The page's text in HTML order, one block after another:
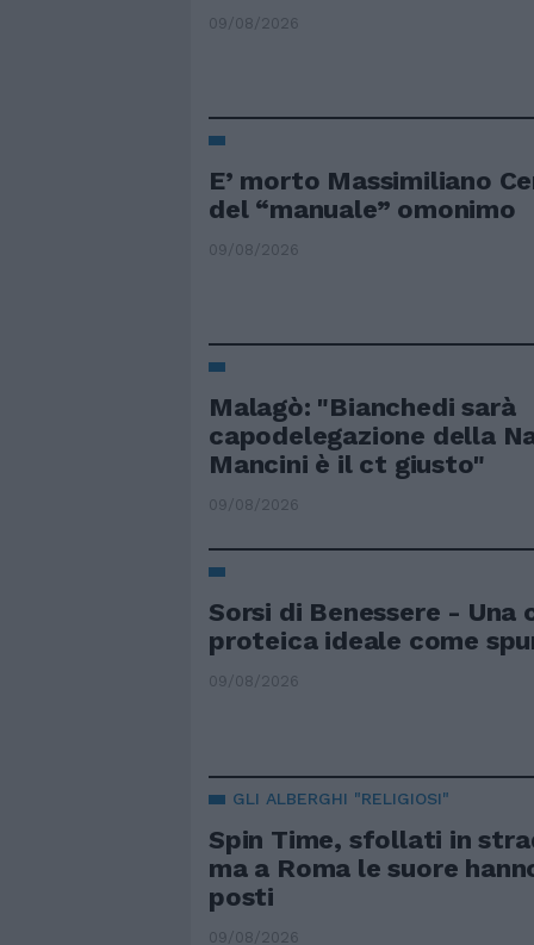
09/08/2026
E’ morto Massimiliano
del “manuale” omonimo
09/08/2026
Malagò: "Bianchedi sarà
capodelegazione della
Mancini è il ct giusto"
09/08/2026
Sorsi di Benessere - Una
proteica ideale come
09/08/2026
GLI ALBERGHI "RELIGIOSI"
Spin Time, sfollati in
ma a Roma le suore
posti
09/08/2026